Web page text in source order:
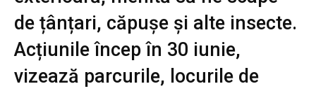
de țânțari, căpușe și alte insecte.
Acțiunile încep în 30 iunie,
vizează parcurile, locurile de